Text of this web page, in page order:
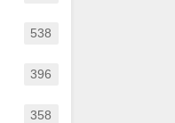
538
396
358